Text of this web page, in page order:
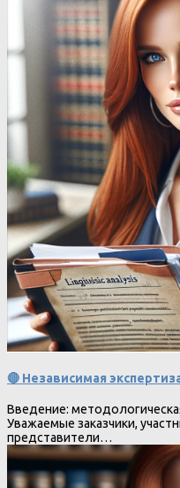
🔴 Независимая
Введение:
Уважаемые заказчики,
представители…